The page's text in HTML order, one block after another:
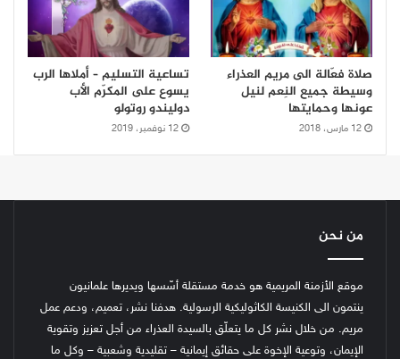
صلاة فعّالة الى مريم العذراء
وسيطة جميع النِعم لنيل
عونها وحمايتها
12 مارس، 2018
تساعية التسليم – أملاها الرب
يسوع على المكرّم الأب
دوليندو روتولو
12 نوفمبر، 2019
من نحن
موقع الأزمنة المريمية هو خدمة مستقلة أسّسها ويديرها علمانيون
ينتمون الى الكنيسة الكاثوليكية الرسولية. هدفنا نشر، تعميم، ودعم عمل
مريم. من خلال نشر كل ما يتعلّق بالسيدة العذراء من أجل تعزيز وتقوية
الإيمان، وتوعية الإخوة على حقائق إيمانية – تقليدية وشعبية – وكل ما